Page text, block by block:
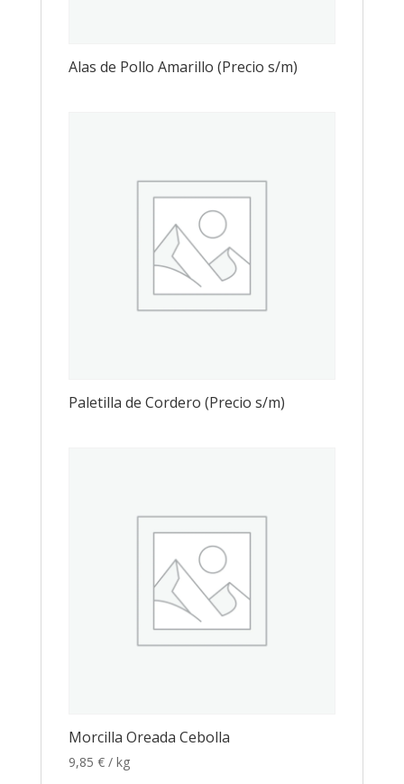
Alas de Pollo Amarillo (Precio s/m)
Paletilla de Cordero (Precio s/m)
Morcilla Oreada Cebolla
9,85 € / kg